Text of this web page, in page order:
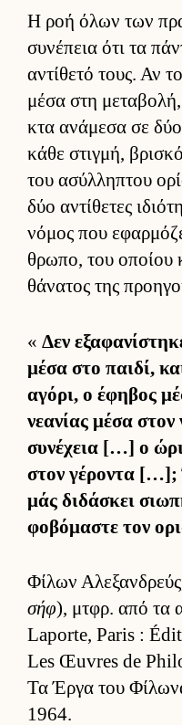
Η ροή όλων των
συνέπεια ότι τα
αντίθετό τους. Αν
μέσα στη
κτα ανάμεσα σε δύο
κάθε στιγ­μή,
του ασύλ­ληπτου
δύο αντίθετες
νόμος που
θρωπο, του οποίου
θάνατος της
« Δεν
μέσα στο παι­δί,
αγόρι, ο έφηβος
νεανίας μέσα
συνέχεια […] ο
στον γέροντα
μάς διδάσκει
φοβόμαστε τον
Φίλων
σήφ), μτ­φρ. από τα
Laporte, Paris :
Les Œuvres de
Τα Έργα του
1964.